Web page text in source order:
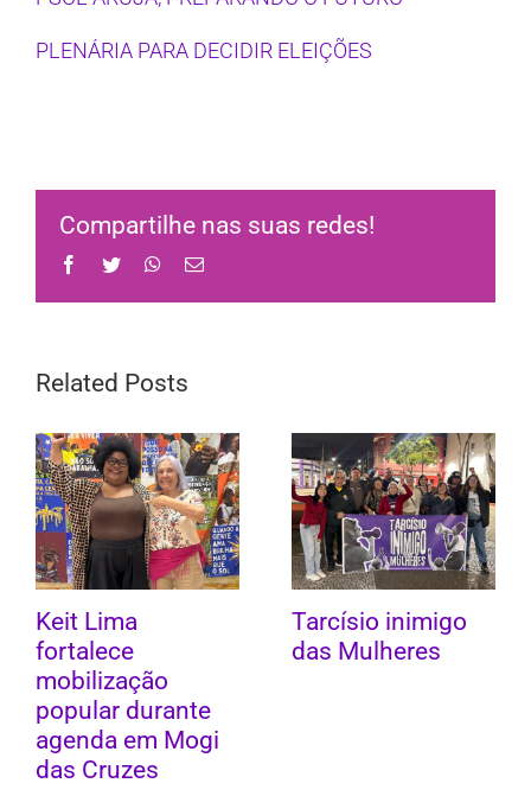
PLENÁRIA PARA DECIDIR ELEIÇÕES
Compartilhe nas suas redes!
Facebook
Twitter WhatsApp
Email
Related Posts
Keit Lima
fortalece
mobilização
popular durante
agenda em Mogi
das Cruzes
Tarcísio inimigo
das Mulheres